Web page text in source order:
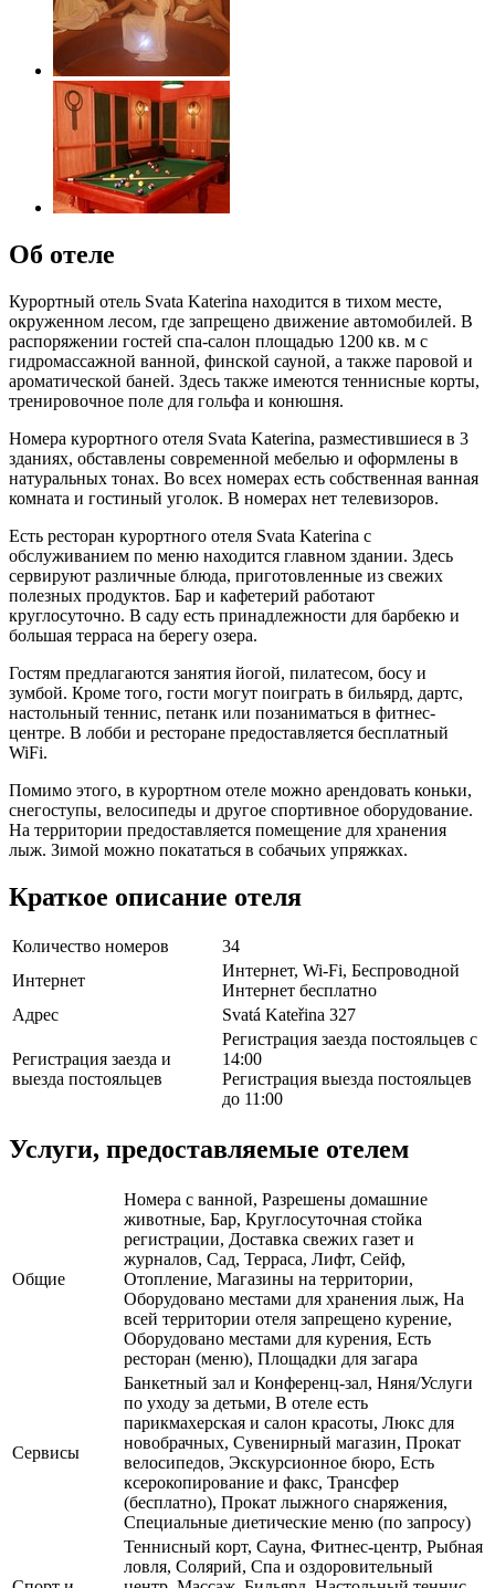
Об отеле
Курортный отель Svata Katerina находится в тихом месте,
окруженном лесом, где запрещено движение автомобилей. В
распоряжении гостей спа-салон площадью 1200 кв. м с
гидромассажной ванной, финской сауной, а также паровой и
ароматической баней. Здесь также имеются теннисные корты,
тренировочное поле для гольфа и конюшня.
Номера курортного отеля Svata Katerina, разместившиеся в 3
зданиях, обставлены современной мебелью и оформлены в
натуральных тонах. Во всех номерах есть собственная ванная
комната и гостиный уголок. В номерах нет телевизоров.
Есть ресторан курортного отеля Svata Katerina с
обслуживанием по меню находится главном здании. Здесь
сервируют различные блюда, приготовленные из свежих
полезных продуктов. Бар и кафетерий работают
круглосуточно. В саду есть принадлежности для барбекю и
большая терраса на берегу озера.
Гостям предлагаются занятия йогой, пилатесом, босу и
зумбой. Кроме того, гости могут поиграть в бильярд, дартс,
настольный теннис, петанк или позаниматься в фитнес-
центре. В лобби и ресторане предоставляется бесплатный
WiFi.
Помимо этого, в курортном отеле можно арендовать коньки,
снегоступы, велосипеды и другое спортивное оборудование.
На территории предоставляется помещение для хранения
лыж. Зимой можно покататься в собачьих упряжках.
Краткое описание отеля
Количество номеров
34
Интернет
Интернет, Wi-Fi, Беспроводной
Интернет бесплатно
Адрес
Svatá Kateřina 327
Регистрация заезда и
выезда постояльцев
Регистрация заезда постояльцев с
14:00
Регистрация выезда постояльцев
до 11:00
Услуги, предоставляемые отелем
Общие
Номера с ванной, Разрешены домашние
животные, Бар, Круглосуточная стойка
регистрации, Доставка свежих газет и
журналов, Сад, Терраса, Лифт, Сейф,
Отопление, Магазины на территории,
Оборудовано местами для хранения лыж, На
всей территории отеля запрещено курение,
Оборудовано местами для курения, Есть
ресторан (меню), Площадки для загара
Сервисы
Банкетный зал и Конференц-зал, Няня/Услуги
по уходу за детьми, В отеле есть
парикмахерская и салон красоты, Люкс для
новобрачных, Сувенирный магазин, Прокат
велосипедов, Экскурсионное бюро, Есть
ксерокопирование и факс, Трансфер
(бесплатно), Прокат лыжного снаряжения,
Специальные диетические меню (по запросу)
Теннисный корт, Сауна, Фитнес-центр, Рыбная
ловля, Солярий, Спа и оздоровительный